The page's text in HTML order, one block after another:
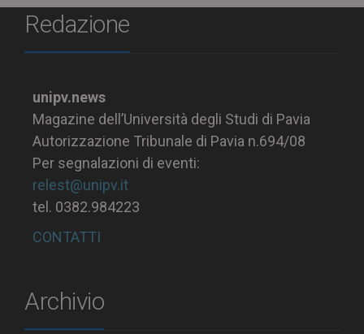
Redazione
unipv.news
Magazine dell’Università degli Studi di Pavia
Autorizzazione Tribunale di Pavia n.694/08
Per segnalazioni di eventi:
relest@unipv.it
tel. 0382.984223
CONTATTI
Archivio